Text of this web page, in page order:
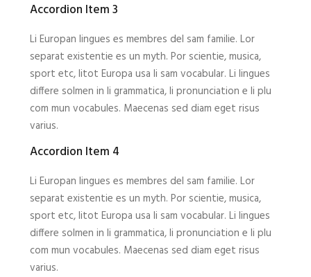
Accordion Item 3
Li Europan lingues es membres del sam familie. Lor
separat existentie es un myth. Por scientie, musica,
sport etc, litot Europa usa li sam vocabular. Li lingues
differe solmen in li grammatica, li pronunciation e li plu
com mun vocabules. Maecenas sed diam eget risus
varius.
Accordion Item 4
Li Europan lingues es membres del sam familie. Lor
separat existentie es un myth. Por scientie, musica,
sport etc, litot Europa usa li sam vocabular. Li lingues
differe solmen in li grammatica, li pronunciation e li plu
com mun vocabules. Maecenas sed diam eget risus
varius.